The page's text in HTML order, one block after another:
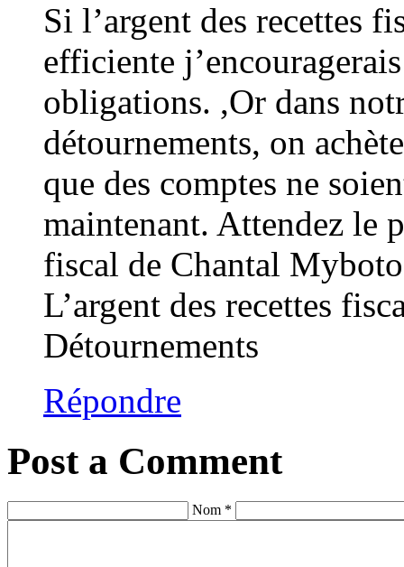
Si l’argent des recettes
efficiente
obligations. ,Or dans
détournements, on
que des comptes ne
maintenant. Attendez le
fiscal de Chantal
L’argent des recettes
Détournements
Répondre
Post a Comment
Nom *